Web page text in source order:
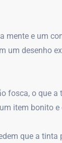
e um
desenho
o que
item bonito
que a